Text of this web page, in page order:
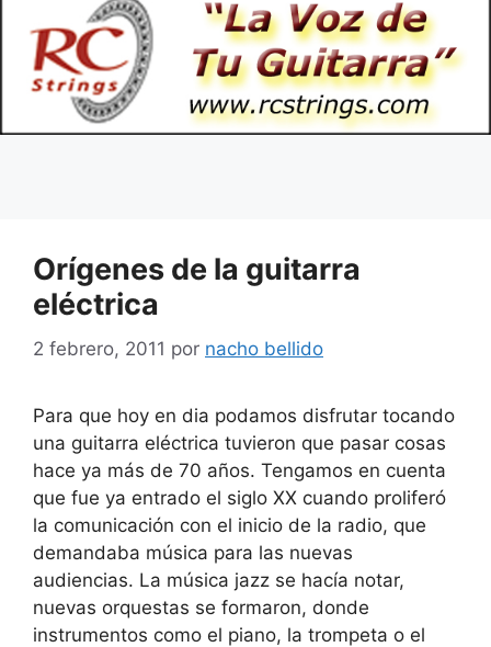
Orígenes de la guitarra
eléctrica
2 febrero, 2011 por nacho bellido
Para que hoy en dia podamos disfrutar tocando
una guitarra eléctrica tuvieron que pasar cosas
hace ya más de 70 años. Tengamos en cuenta
que fue ya entrado el siglo XX cuando proliferó
la comunicación con el inicio de la radio, que
demandaba música para las nuevas
audiencias. La música jazz se hacía notar,
nuevas orquestas se formaron, donde
instrumentos como el piano, la trompeta o el